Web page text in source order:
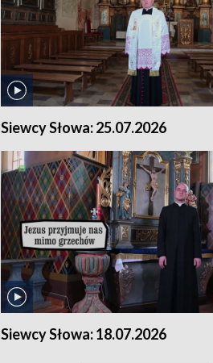
Siewcy Słowa: 25.07.2026
Siewcy Słowa: 18.07.2026